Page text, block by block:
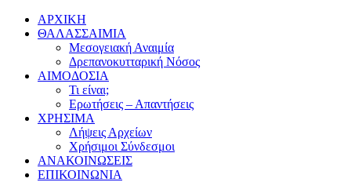
ΑΡΧΙΚΗ
ΘΑΛΑΣΣΑΙΜΙΑ
Μεσογειακή Αναιμία
Δρεπανοκυτταρική Νόσος
ΑΙΜΟΔΟΣΙΑ
Τι είναι;
Ερωτήσεις – Απαντήσεις
ΧΡΗΣΙΜΑ
Λήψεις Αρχείων
Χρήσιμοι Σύνδεσμοι
ΑΝΑΚΟΙΝΩΣΕΙΣ
ΕΠΙΚΟΙΝΩΝΙΑ